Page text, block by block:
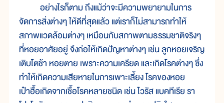
อย่างไรก็ตาม ถึงแม้ว่าจะมีความพยายามในการ
จัดการสิ่งต่างๆ ให้ดีที่สุดแล้ว แต่เราก็ไม่สามารถทำให้
สภาพแวดล้อมต่างๆ เหมือนกับสภาพตามธรรมชาติจริงๆ
ที่หอยอาศัยอยู่ จึงก่อให้เกิดปัญหาต่างๆ เช่น ลูกหอยเจริญ
เติบโตช้า หอยตาย เพราะความเครียด และเกิดโรคต่างๆ ซึ่ง
ทำให้เกิดความเสียหายในการเพาะเลี้ยง โรคของหอย
เป๋าฮื้อเกิดจากเชื้อโรคหลายชนิด เช่น ไวรัส แบคทีเรีย รา